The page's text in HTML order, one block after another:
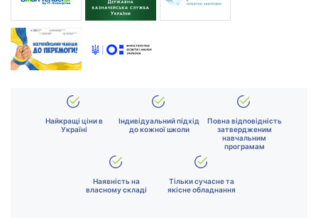
Найкращі ціни в
Україні
Індивідуальний підхід
до кожної школи
Повна відповідність
затвердженим
навчальним
програмам
Наявність на
власному складі
Тільки сучасне та
якісне обладнання